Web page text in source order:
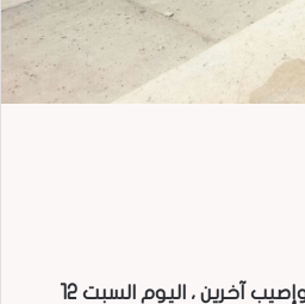
إستشهد خمسة صيادين وإصيب آخرين ، اليوم السبت 12